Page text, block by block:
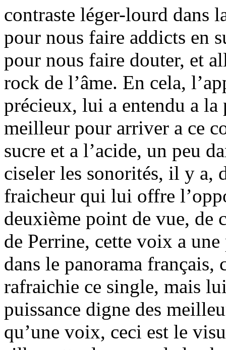
contraste léger-lourd dans
pour nous faire addicts en
pour nous faire douter, et
rock de l’âme. En cela,
précieux, lui a entendu a
meilleur pour arriver a ce
sucre et a l’acide, un peu
ciseler les sonorités, il y a,
fraicheur qui lui offre
deuxième point de vue, de
de Perrine, cette voix a
dans le panorama
rafraichie ce single, mais
puissance digne des
qu’une voix, ceci est le